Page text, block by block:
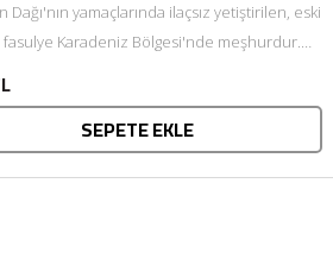
Dağı'nın yamaçlarında ilaçsız yetiştirilen, eski
Karadeniz Bölgesi'nde meşhurdur.
SEPETE EKLE